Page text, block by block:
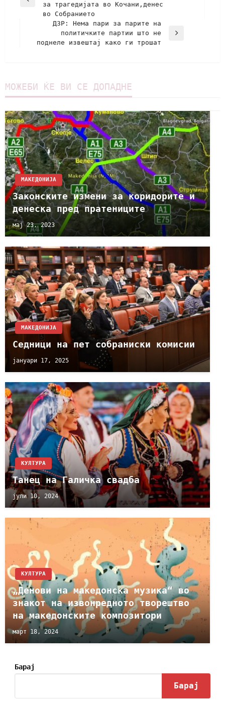
за трагедијата во Кочани,денес
во Собранието
ДЗР: Нема пари за парите на
политичките партии што не
поднеле извештај како ги трошат
МОЖЕБИ ЌЕ ВИ СЕ ДОПАДНЕ
МАКЕДОНИЈА
Законските измени за коридорите и
денеска пред пратениците
мај 23, 2023
МАКЕДОНИЈА
Седници на пет собраниски комисии
јануари 17, 2025
КУЛТУРА
Танец на Галичка свадба
јули 10, 2024
КУЛТУРА
„Денови на македонска музика“ во
знакот на извонредното творештво
на македонските композитори
март 18, 2024
Барај
Барај